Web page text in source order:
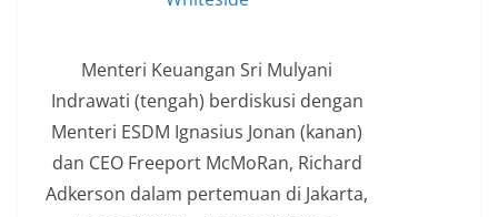
Menteri Keuangan Sri Mulyani
Indrawati (tengah) berdiskusi dengan
Menteri ESDM Ignasius Jonan (kanan)
dan CEO Freeport McMoRan, Richard
Adkerson dalam pertemuan di Jakarta,